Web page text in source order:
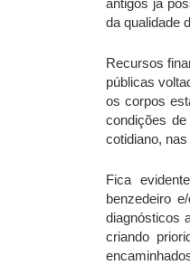
antigos já
da qualidade
Recursos
públicas
os corpos
condições
cotidiano,
Fica
benzedeiro
diagnósticos
criando